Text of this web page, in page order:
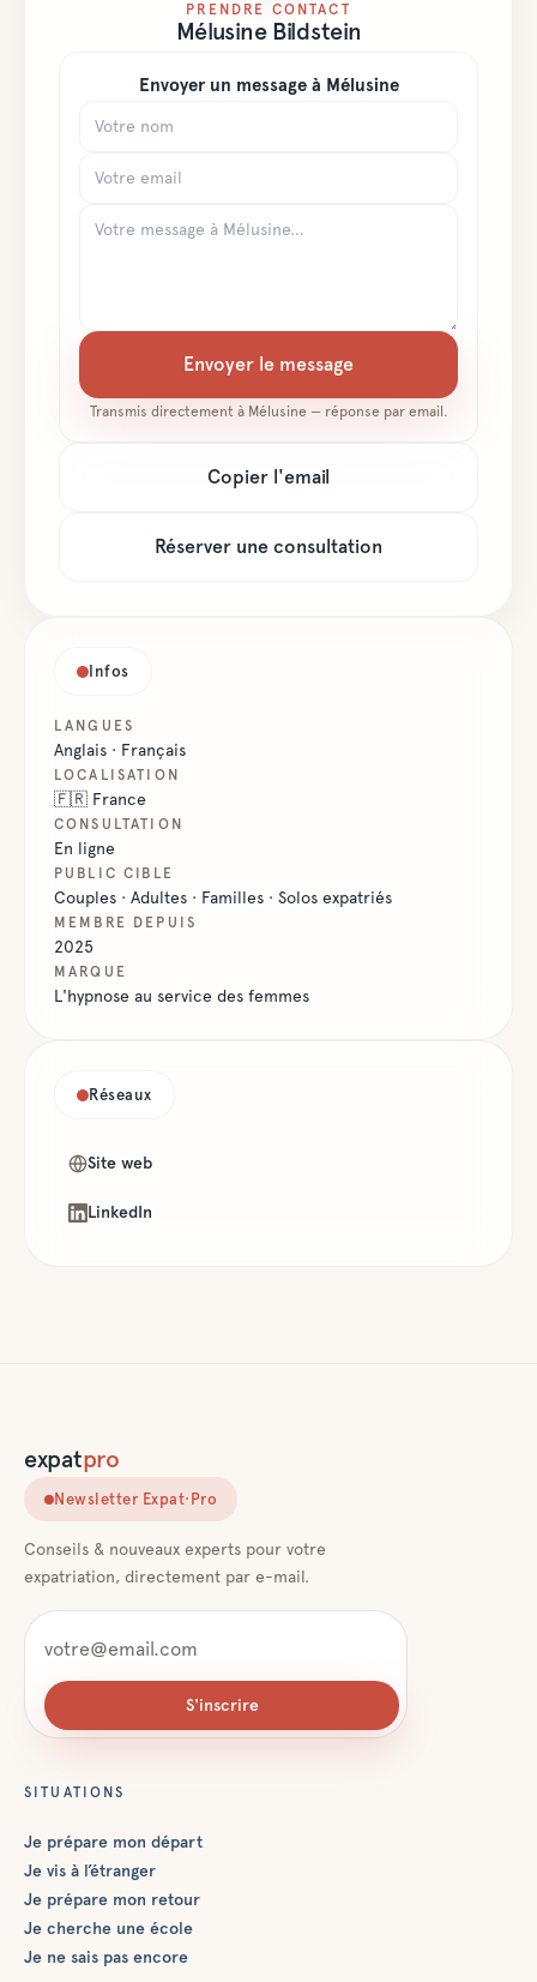
PRENDRE CONTACT
Mélusine Bildstein
Envoyer un message à Mélusine
Envoyer le message
Transmis directement à Mélusine — réponse par email.
Copier l'email
Réserver une consultation
Infos
LANGUES
Anglais · Français
LOCALISATION
🇫🇷 France
CONSULTATION
En ligne
PUBLIC CIBLE
Couples · Adultes · Familles · Solos expatriés
MEMBRE DEPUIS
2025
MARQUE
L'hypnose au service des femmes
Réseaux
Site web
LinkedIn
expatpro
Newsletter Expat·Pro
Conseils & nouveaux experts pour votre
expatriation, directement par e-mail.
S'inscrire
SITUATIONS
Je prépare mon départ
Je vis à l’étranger
Je prépare mon retour
Je cherche une école
Je ne sais pas encore